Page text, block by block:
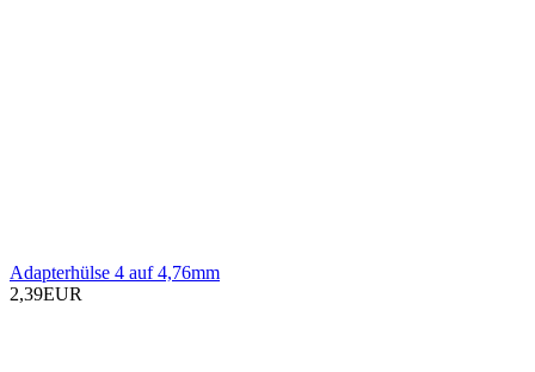
Adapterhülse 4 auf 4,76mm
2,39EUR